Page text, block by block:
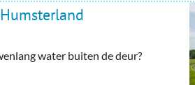
water buiten de deur?